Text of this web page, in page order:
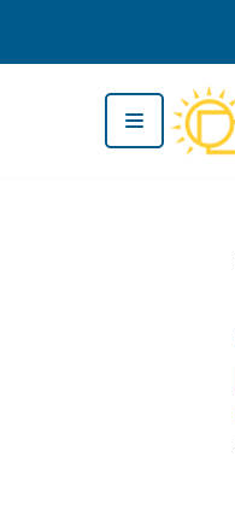
Перейти
содержимому